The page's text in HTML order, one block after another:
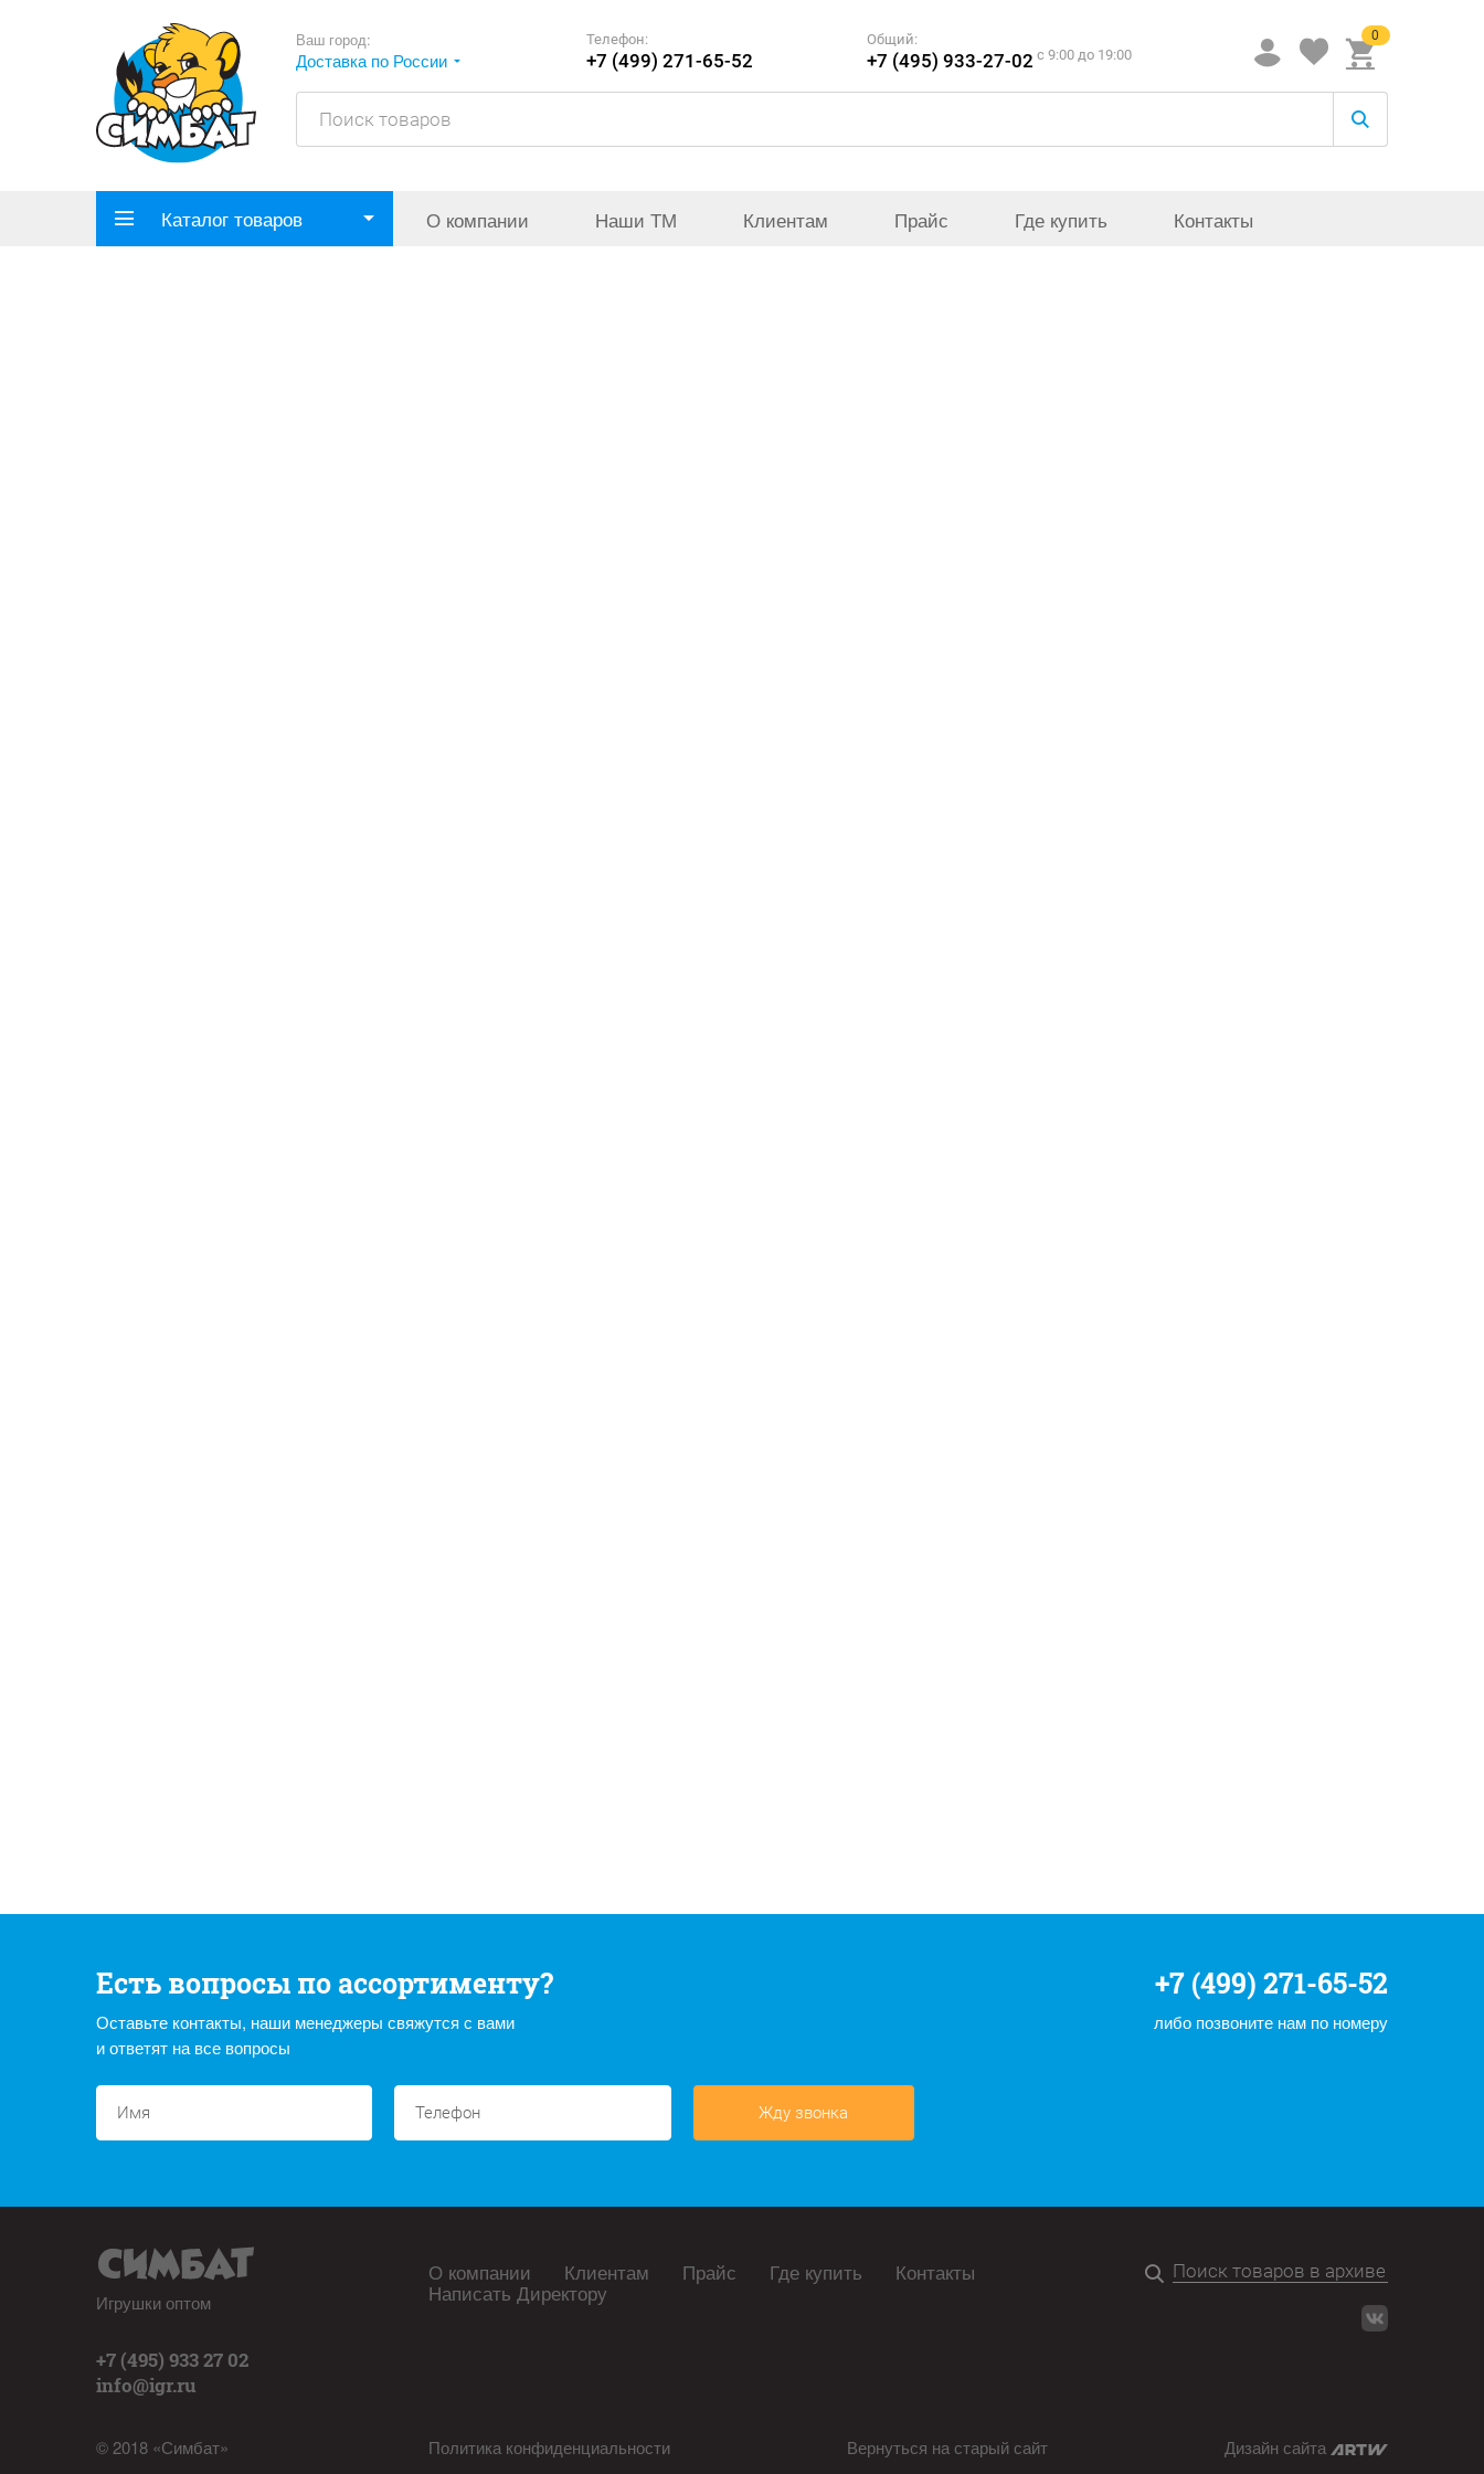
Ваш город:
Доставка по России
Телефон:
+7 (499) 271-65-52
Общий:
+7 (495) 933-27-02 c 9:00 до 19:00
0
Каталог товаров О компании Наши ТМ Клиентам Прайс Где купить Контакты
Есть вопросы по ассортименту?
Оставьте контакты, наши менеджеры свяжутся с вами
и ответят на все вопросы
+7 (499) 271-65-52
либо позвоните нам по номеру
Жду звонка
Игрушки оптом
+7 (495) 933 27 02
info@igr.ru
© 2018 «Симбат»
О компании Клиентам Прайс Где купить Контакты
Написать Директору
Политика конфиденциальности Вернуться на старый сайт Дизайн сайта